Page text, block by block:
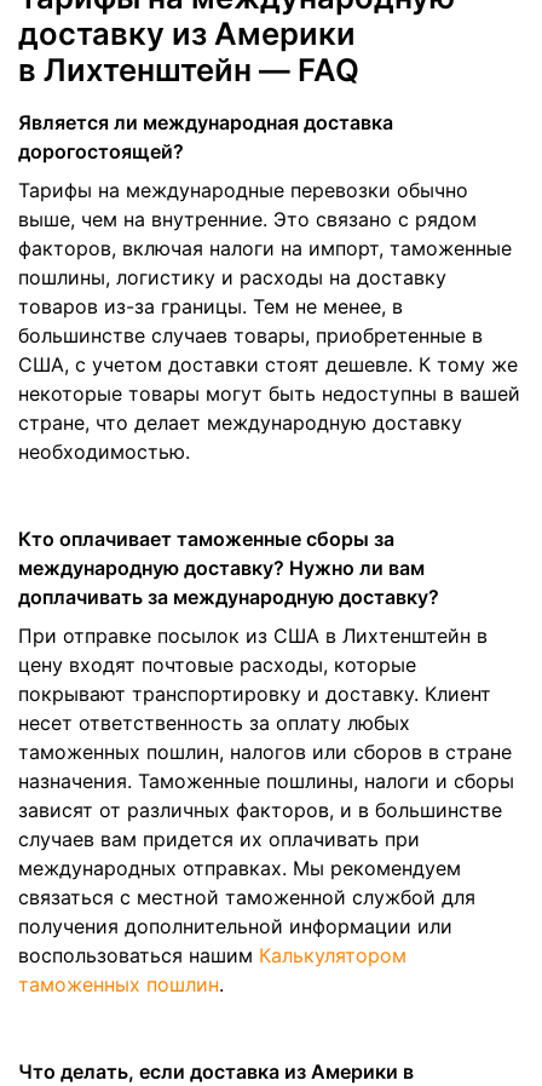
доставку из Америки
в Лихтенштейн — FAQ
Является ли международная доставка
дорогостоящей?
Тарифы на международные перевозки обычно
выше, чем на внутренние. Это связано с рядом
факторов, включая налоги на импорт, таможенные
пошлины, логистику и расходы на доставку
товаров из-за границы. Тем не менее, в
большинстве случаев товары, приобретенные в
США, с учетом доставки стоят дешевле. К тому же
некоторые товары могут быть недоступны в вашей
стране, что делает международную доставку
необходимостью.
Кто оплачивает таможенные сборы за
международную доставку? Нужно ли вам
доплачивать за международную доставку?
При отправке посылок из США в Лихтенштейн в
цену входят почтовые расходы, которые
покрывают транспортировку и доставку. Клиент
несет ответственность за оплату любых
таможенных пошлин, налогов или сборов в стране
назначения. Таможенные пошлины, налоги и сборы
зависят от различных факторов, и в большинстве
случаев вам придется их оплачивать при
международных отправках. Мы рекомендуем
связаться с местной таможенной службой для
получения дополнительной информации или
воспользоваться нашим Калькулятором
таможенных пошлин.
Что делать, если доставка из Америки в